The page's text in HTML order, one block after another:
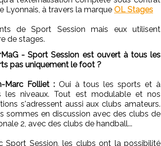
à travers la marque OL Stages
de Sport Session mais eux utilisent
de stages.
- Sport Session est ouvert à tous les
pas uniquement le foot ?
Marc Folliet :Oui à tous les sports et à
les niveaux. Tout est modulable et nos
s'adressent aussi aux clubs amateurs.
sommes en discussion avec des clubs de
2, avec des clubs de handball...
Sport Session, les clubs ont la possibilité